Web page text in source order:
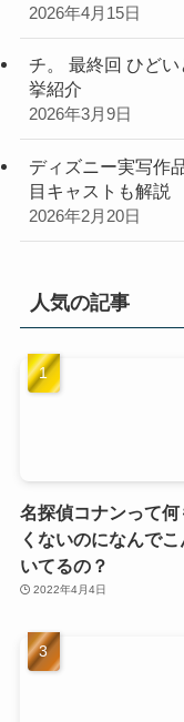
2026年4月15日
チ。 最終回 ひど
挙紹介
2026年3月9日
ディズニー実写作
目キャストも解説
2026年2月20日
人気の記事
名探偵コナンって何
くないのになんで
いてるの？
2022年4月4日